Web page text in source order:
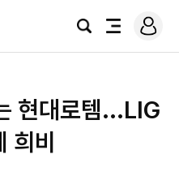
검
전
로
그
현대로템...LIG
희비